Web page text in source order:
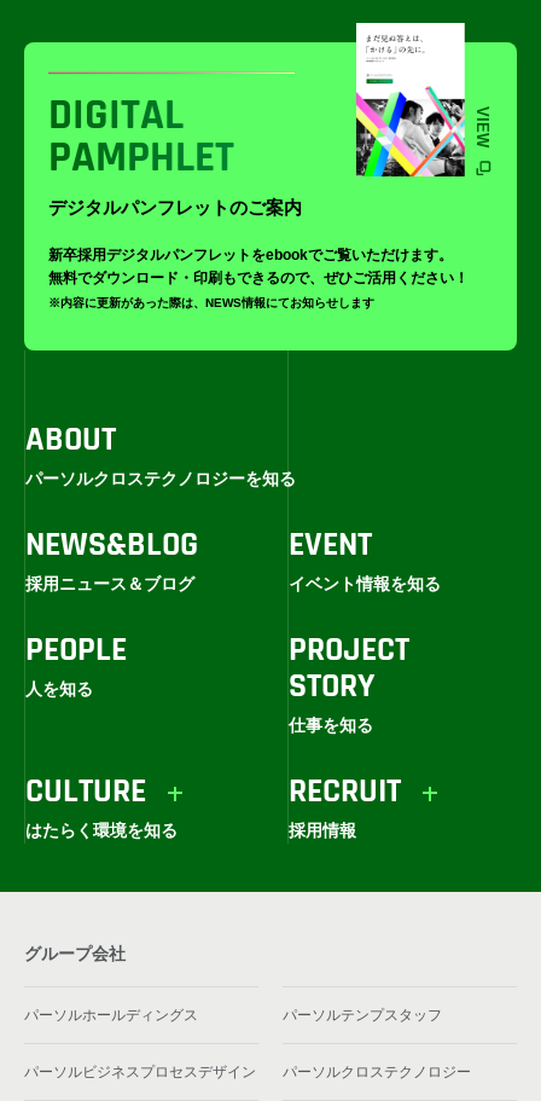
DIGITAL
PAMPHLET
デジタルパンフレットのご案内
新卒採用デジタルパンフレットをebookでご覧いただけます。
無料でダウンロード・印刷もできるので、ぜひご活用ください！
※内容に更新があった際は、NEWS情報にてお知らせします
VIEW
ABOUT
パーソルクロステクノロジーを知る
NEWS&BLOG
採用ニュース＆ブログ
EVENT
イベント情報を知る
PEOPLE
人を知る
PROJECT
STORY
仕事を知る
CULTURE
はたらく環境を知る
RECRUIT
採用情報
グループ会社
パーソルホールディングス パーソルテンプスタッフ
パーソルビジネスプロセスデザイン パーソルクロステクノロジー